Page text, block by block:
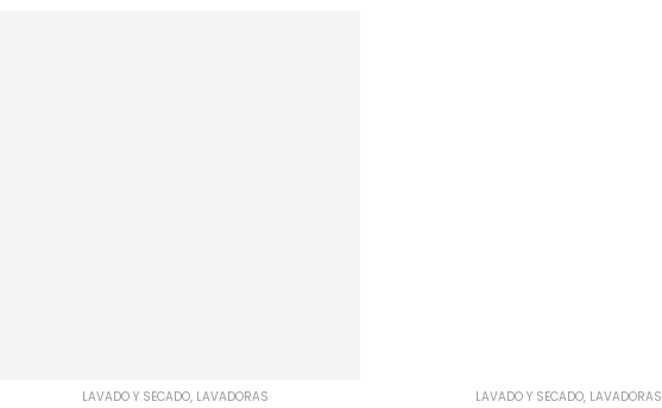
LAVADO Y SECADO, LAVADORAS LAVADO Y SECADO, LAVADORAS